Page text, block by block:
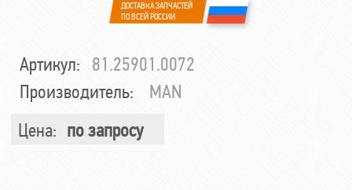
ДОСТАВКА ЗАПЧАСТЕЙ
ПО ВСЕЙ РОССИИ
Артикул:
81.25901.0072
Производитель:
MAN
Цена: по запросу